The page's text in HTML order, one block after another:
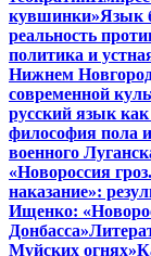
кувшинки»Язык
реальность
политика и
Нижнем
современной
русский язык
философия пола
военного
«Новороссия
наказание»:
Ищенко:
Донбасса»
Муйских огнях»